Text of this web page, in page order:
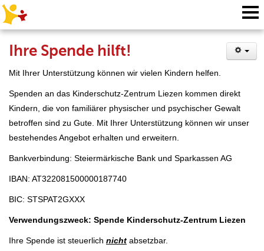
Ihre Spende hilft!
Mit Ihrer Unterstützung können wir vielen Kindern helfen.
Spenden an das Kinderschutz-Zentrum Liezen kommen direkt
Kindern, die von familiärer physischer und psychischer Gewalt
betroffen sind zu Gute. Mit Ihrer Unterstützung können wir unser
bestehendes Angebot erhalten und erweitern.
Bankverbindung: Steiermärkische Bank und Sparkassen AG
IBAN: AT322081500000187740
BIC: STSPAT2GXXX
Verwendungszweck: Spende Kinderschutz-Zentrum Liezen
Ihre Spende ist steuerlich nicht absetzbar.